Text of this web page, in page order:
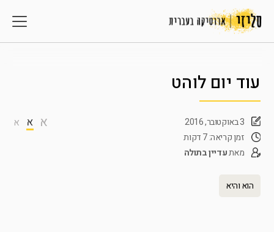
עוד יום לוהט
א א א
3 באוקטובר, 2016
זמן קריאה: 7 דקות
מאתעדיין בתולה
הוא והיא